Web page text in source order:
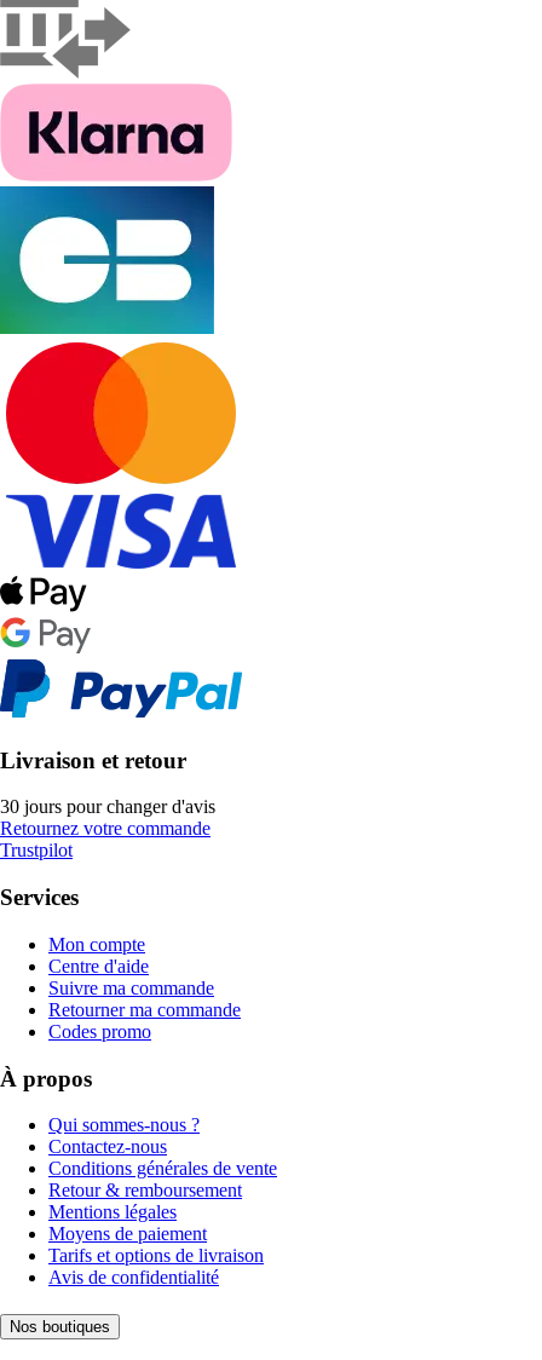
Livraison et retour
30 jours pour changer d'avis
Retournez votre commande
Trustpilot
Services
Mon compte
Centre d'aide
Suivre ma commande
Retourner ma commande
Codes promo
À propos
Qui sommes-nous ?
Contactez-nous
Conditions générales de vente
Retour & remboursement
Mentions légales
Moyens de paiement
Tarifs et options de livraison
Avis de confidentialité
Nos boutiques